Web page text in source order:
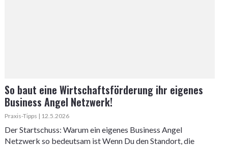
So baut eine Wirtschaftsförderung ihr eigenes
Business Angel Netzwerk!
Praxis-Tipps | 12.5.2026
Der Startschuss: Warum ein eigenes Business Angel
Netzwerk so bedeutsam ist Wenn Du den Standort, die